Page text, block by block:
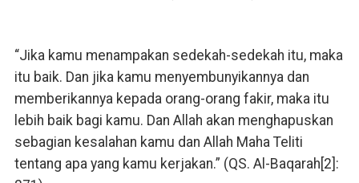
“Jika kamu menampakan sedekah-sedekah itu, maka
itu baik. Dan jika kamu menyembunyikannya dan
memberikannya kepada orang-orang fakir, maka itu
lebih baik bagi kamu. Dan Allah akan menghapuskan
sebagian kesalahan kamu dan Allah Maha Teliti
tentang apa yang kamu kerjakan.” (QS. Al-Baqarah[2]: